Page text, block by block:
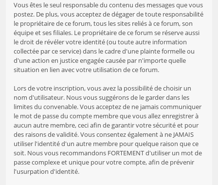
Vous êtes le seul responsable du contenu des messages que vous
postez. De plus, vous acceptez de dégager de toute responsabilité
le propriétaire de ce forum, tous les sites reliés à ce forum, son
équipe et ses filiales. Le propriétaire de ce forum se réserve aussi
le droit de révéler votre identité (ou toute autre information
collectée par ce service) dans le cadre d'une plainte formelle ou
d'une action en justice engagée causée par n'importe quelle
situation en lien avec votre utilisation de ce forum.
Lors de votre inscription, vous avez la possibilité de choisir un
nom d'utilisateur. Nous vous suggérons de le garder dans les
limites du convenable. Vous acceptez de ne jamais communiquer
le mot de passe du compte membre que vous allez enregistrer à
aucun autre membre, ceci afin de garantir votre sécurité et pour
des raisons de validité. Vous consentez également à ne JAMAIS
utiliser l'identité d'un autre membre pour quelque raison que ce
soit. Nous vous recommandons FORTEMENT d'utiliser un mot de
passe complexe et unique pour votre compte, afin de prévenir
l'usurpation d'identité.